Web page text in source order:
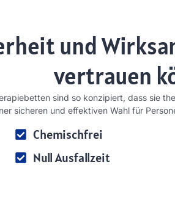
und
vertrauen
sind so konzipiert, dass sie
sicheren und effektiven Wahl für
Chemischfrei
Null Ausfallzeit